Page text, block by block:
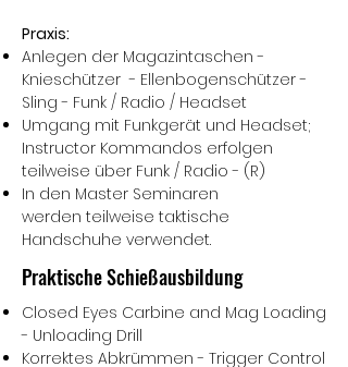
Praxis:
Anlegen der Magazintaschen -
Knieschützer - Ellenbogenschützer -
Sling - Funk / Radio / Headset
Umgang mit Funkgerät und Headset;
Instructor Kommandos erfolgen
teilweise über Funk / Radio - (R)
In den Master Seminaren
werden teilweise taktische
Handschuhe verwendet.
Praktische Schießausbildung
Closed Eyes Carbine and Mag Loading
- Unloading Drill
Korrektes Abkrümmen - Trigger Control